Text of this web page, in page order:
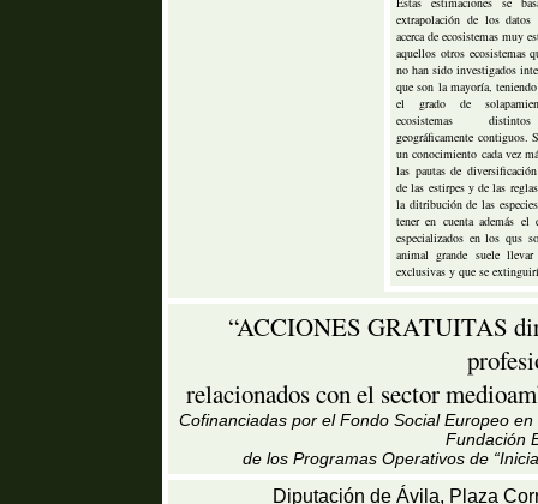
extrapolación de los datos
acerca de ecosistemas muy
aquellos otros ecosistemas
no han sido investigados
que son la mayoría,
el grado de
ecosistemas
geográficamente contiguos.
un conocimiento cada vez
las pautas de
de las estirpes y de las
la ditribución de las
tener en cuenta además el
especializados en los qus
animal grande suele
exclusivas y que se
“ACCIONES GRATUITAS
relacionados con el sector
Cofinanciadas por el Fondo Social Europeo
Fundación
de los Programas Operativos de
Diputación de Ávila, Plaza